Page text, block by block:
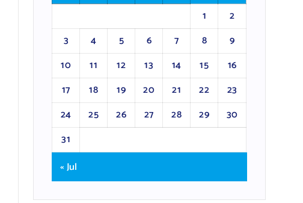
1
2
3
4 5 6 7 8
9
10
11 12 13 14 15
16
17
18 19 20 21 22
23
24
25 26 27 28 29
30
31
« Jul